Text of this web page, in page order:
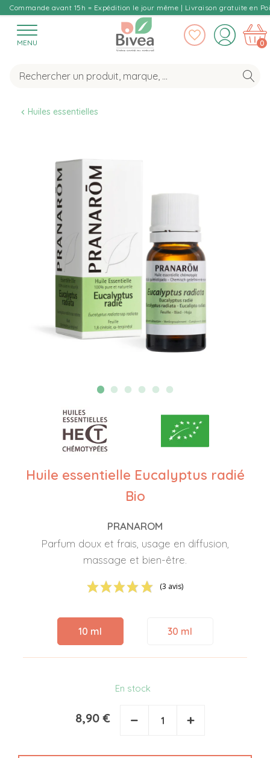
Commande avant 15h = Expédition le jour même | Livraison gratuite en
MENU 0
Huiles essentielles
Huile essentielle Eucalyptus radié
Bio
PRANAROM
Parfum doux et frais, usage en diffusion,
massage et bien-être.
(3 avis)
10 ml 30 ml
En stock
8,90 € − +